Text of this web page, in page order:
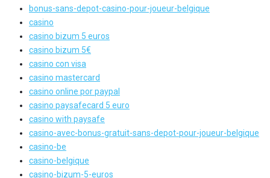
bonus-sans-depot-casino-pour-joueur-belgique
casino
casino bizum 5 euros
casino bizum 5€
casino con visa
casino mastercard
casino online por paypal
casino paysafecard 5 euro
casino with paysafe
casino-avec-bonus-gratuit-sans-depot-pour-joueur-belgique
casino-be
casino-belgique
casino-bizum-5-euros